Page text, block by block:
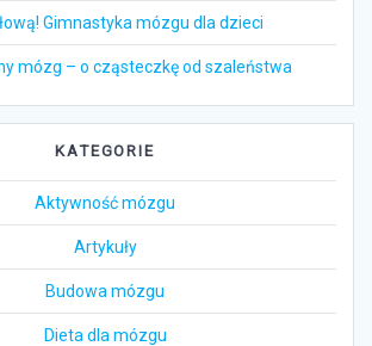
Gimnastyka mózgu dla dzieci
mózg – o cząsteczkę od szaleństwa
KATEGORIE
Aktywność mózgu
Artykuły
Budowa mózgu
Dieta dla mózgu